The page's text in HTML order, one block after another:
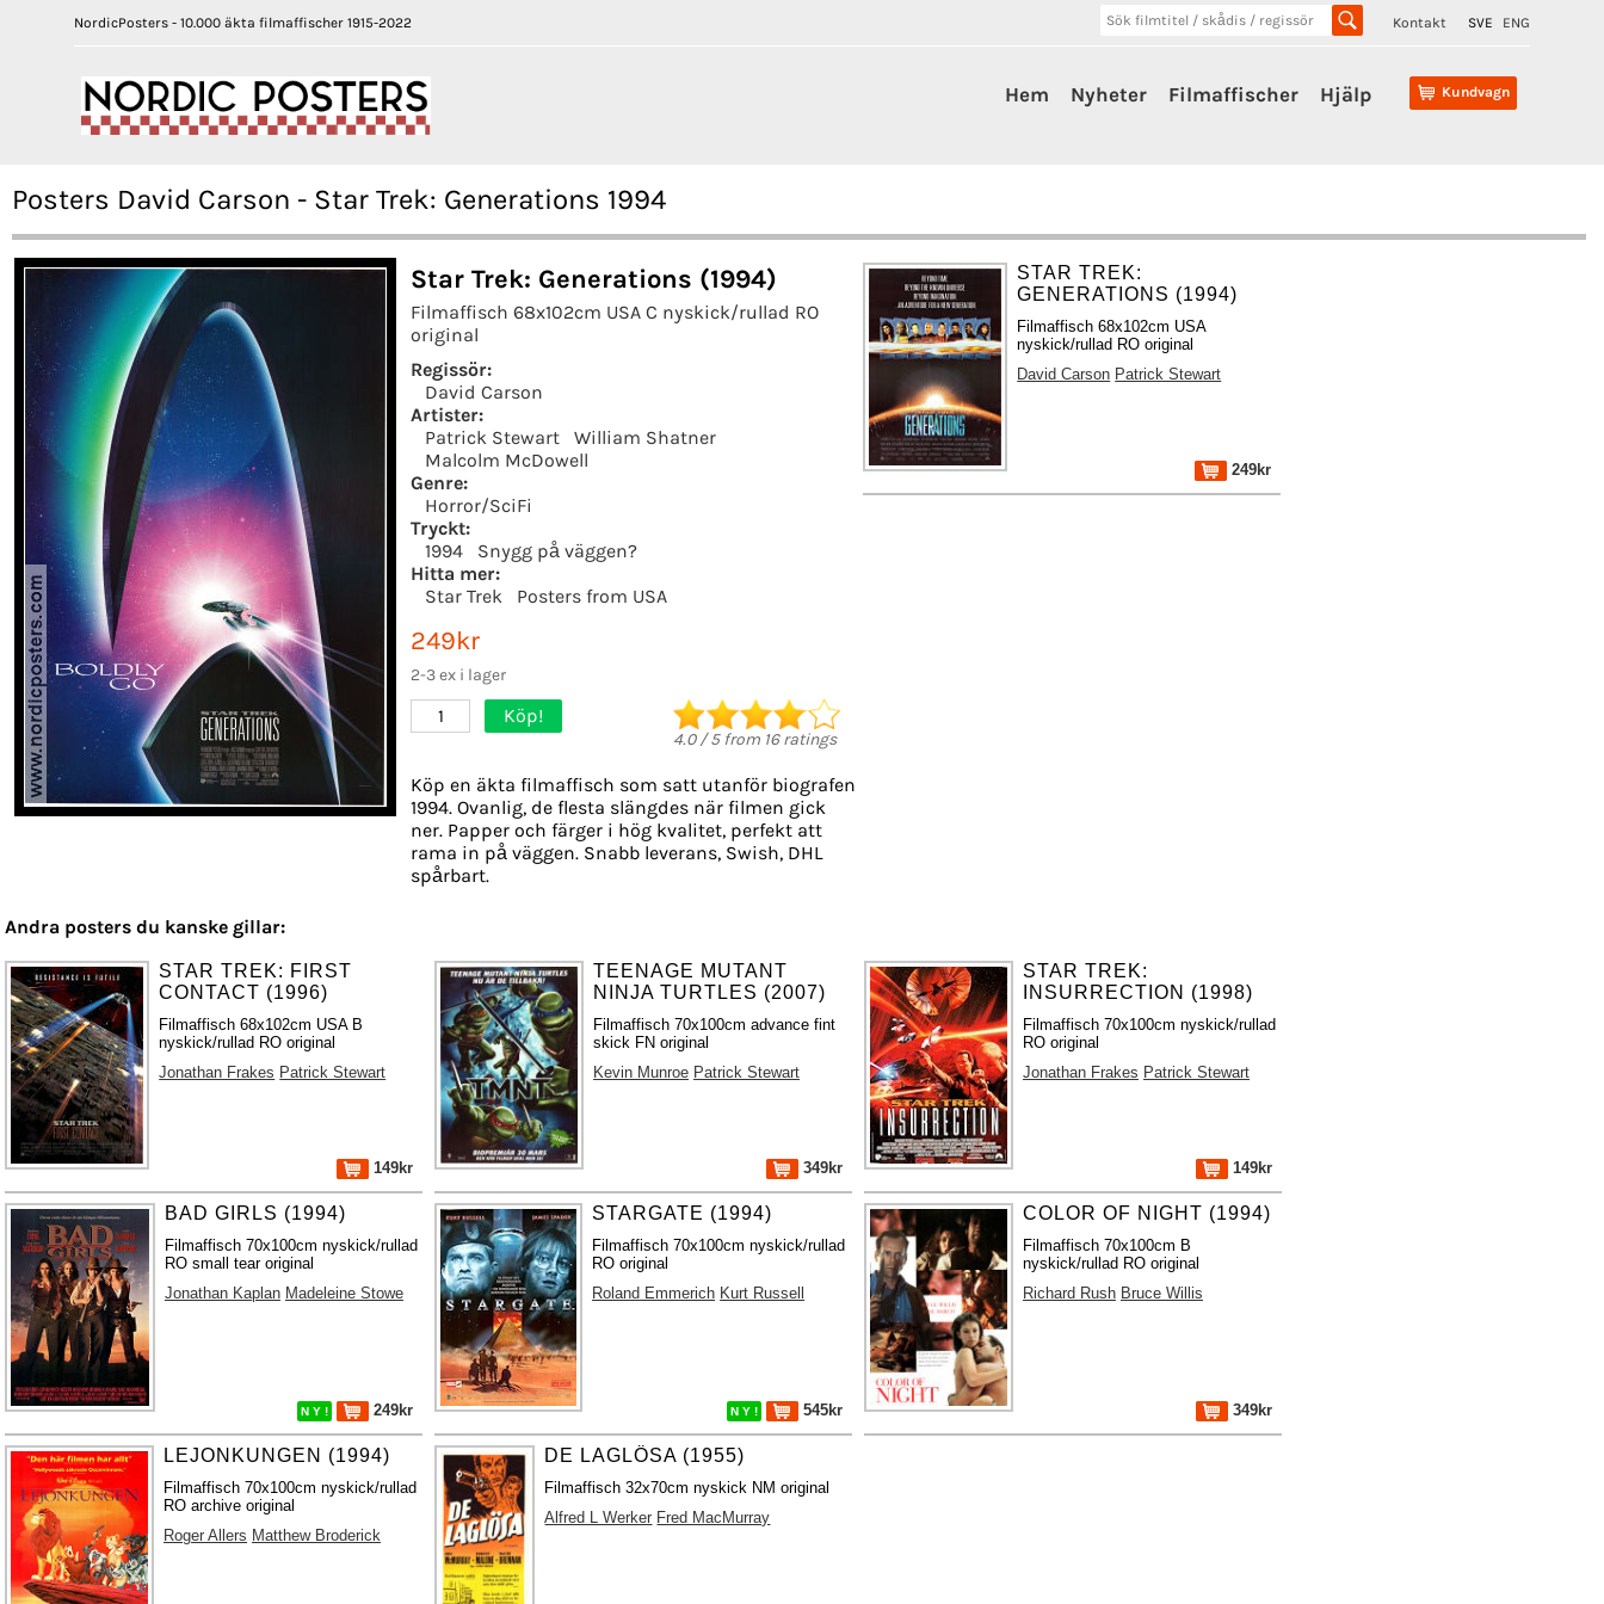
NordicPosters - 10.000 äkta filmaffischer 1915-2022 Kontakt SVE ENG
Kundvagn
Hem Nyheter Filmaffischer Hjälp
Posters David Carson - Star Trek: Generations 1994
Star Trek: Generations (1994)
Filmaffisch 68x102cm USA C nyskick/rullad RO
original
Regissör:
David Carson
Artister:
Patrick Stewart
William Shatner
Malcolm McDowell
Genre:
Horror/SciFi
Tryckt:
1994
Snygg på väggen?
Hitta mer:
Star Trek
Posters from USA
249kr
2-3 ex i lager
1 Köp!
4.0/5from 16ratings
Köp en äkta filmaffisch som satt utanför biografen
1994. Ovanlig, de flesta slängdes när filmen gick
ner. Papper och färger i hög kvalitet, perfekt att
rama in på väggen. Snabb leverans, Swish, DHL
spårbart.
STAR TREK:
GENERATIONS (1994)
Filmaffisch 68x102cm USA
nyskick/rullad RO original
David Carson Patrick Stewart
249kr
Andra posters du kanske gillar:
STAR TREK: FIRST
CONTACT (1996)
Filmaffisch 68x102cm USA B
nyskick/rullad RO original
Jonathan Frakes Patrick Stewart
149kr
TEENAGE MUTANT
NINJA TURTLES (2007)
Filmaffisch 70x100cm advance fint
skick FN original
Kevin Munroe Patrick Stewart
349kr
STAR TREK:
INSURRECTION (1998)
Filmaffisch 70x100cm nyskick/rullad
RO original
Jonathan Frakes Patrick Stewart
149kr
BAD GIRLS (1994)
Filmaffisch 70x100cm nyskick/rullad
RO small tear original
Jonathan Kaplan Madeleine Stowe
N Y ! 249kr
STARGATE (1994)
Filmaffisch 70x100cm nyskick/rullad
RO original
Roland Emmerich Kurt Russell
N Y ! 545kr
COLOR OF NIGHT (1994)
Filmaffisch 70x100cm B
nyskick/rullad RO original
Richard Rush Bruce Willis
349kr
LEJONKUNGEN (1994)
Filmaffisch 70x100cm nyskick/rullad
RO archive original
Roger Allers Matthew Broderick
DE LAGLÖSA (1955)
Filmaffisch 32x70cm nyskick NM original
Alfred L Werker Fred MacMurray